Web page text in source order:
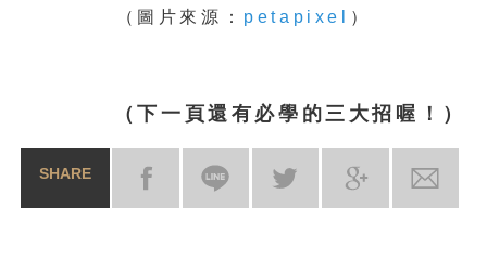
（圖片來源： petapixel ）
（下一頁還有必學的三大招喔！）
SHARE